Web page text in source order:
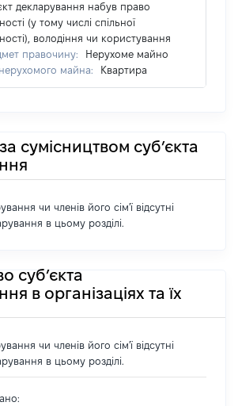
декларування набув право
(у тому числі спільної
володіння чи користування
правочину:
Нерухоме майно
майна:
Квартира
сумісництвом суб’єкта
чи членів його сім'ї відсутні
в цьому розділі.
суб’єкта
в організаціях та їх
чи членів його сім'ї відсутні
в цьому розділі.